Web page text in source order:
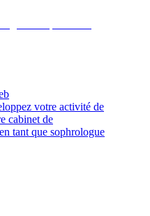
votre activité de
cabinet de
tant que sophrologue